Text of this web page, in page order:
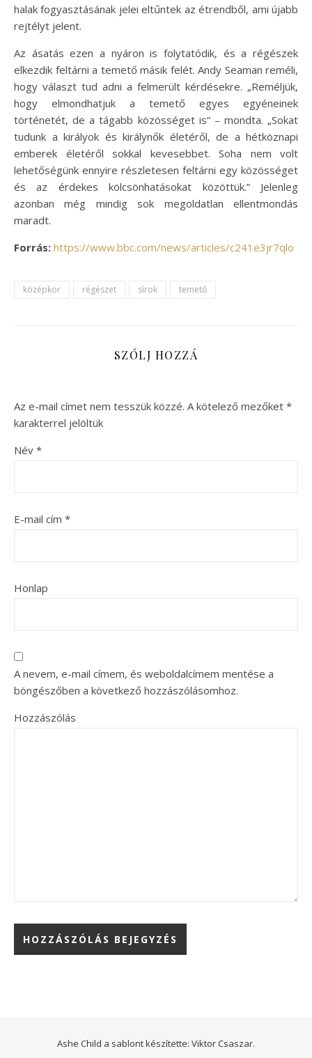
halak fogyasztásának jelei eltűntek az étrendből, ami újabb
rejtélyt jelent.
Az ásatás ezen a nyáron is folytatódik, és a régészek
elkezdik feltárni a temető másik felét. Andy Seaman reméli,
hogy választ tud adni a felmerült kérdésekre. „Reméljük,
hogy elmondhatjuk a temető egyes egyéneinek
történetét, de a tágabb közösséget is” – mondta. „Sokat
tudunk a királyok és királynők életéről, de a hétköznapi
emberek életéről sokkal kevesebbet. Soha nem volt
lehetőségünk ennyire részletesen feltárni egy közösséget
és az érdekes kölcsönhatásokat közöttük.” Jelenleg
azonban még mindig sok megoldatlan ellentmondás
maradt.
Forrás: https://www.bbc.com/news/articles/c241e3jr7qlo
középkor régészet sírok temető
SZÓLJ HOZZÁ
Az e-mail címet nem tesszük közzé. A kötelező mezőket *
karakterrel jelöltük
Név *
E-mail cím *
Honlap
A nevem, e-mail címem, és weboldalcímem mentése a
böngészőben a következő hozzászólásomhoz.
Hozzászólás
Ashe Child a sablont készítette: Viktor Csaszar.